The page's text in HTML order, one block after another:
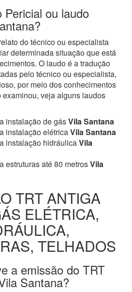
Pericial ou laudo
do técnico ou especialista
determinada situação que está
O laudo é a tradução
pelo técnico ou especialista,
por meio dos conhecimentos
veja alguns laudos
instalação de gásVila Santana
instalação elétricaVila Santana
instalação hidráulicaVila
estruturas até 80 metrosVila
TRT ANTIGA
ELÉTRICA,
TELHADOS
a emissão do TRT
Santana?